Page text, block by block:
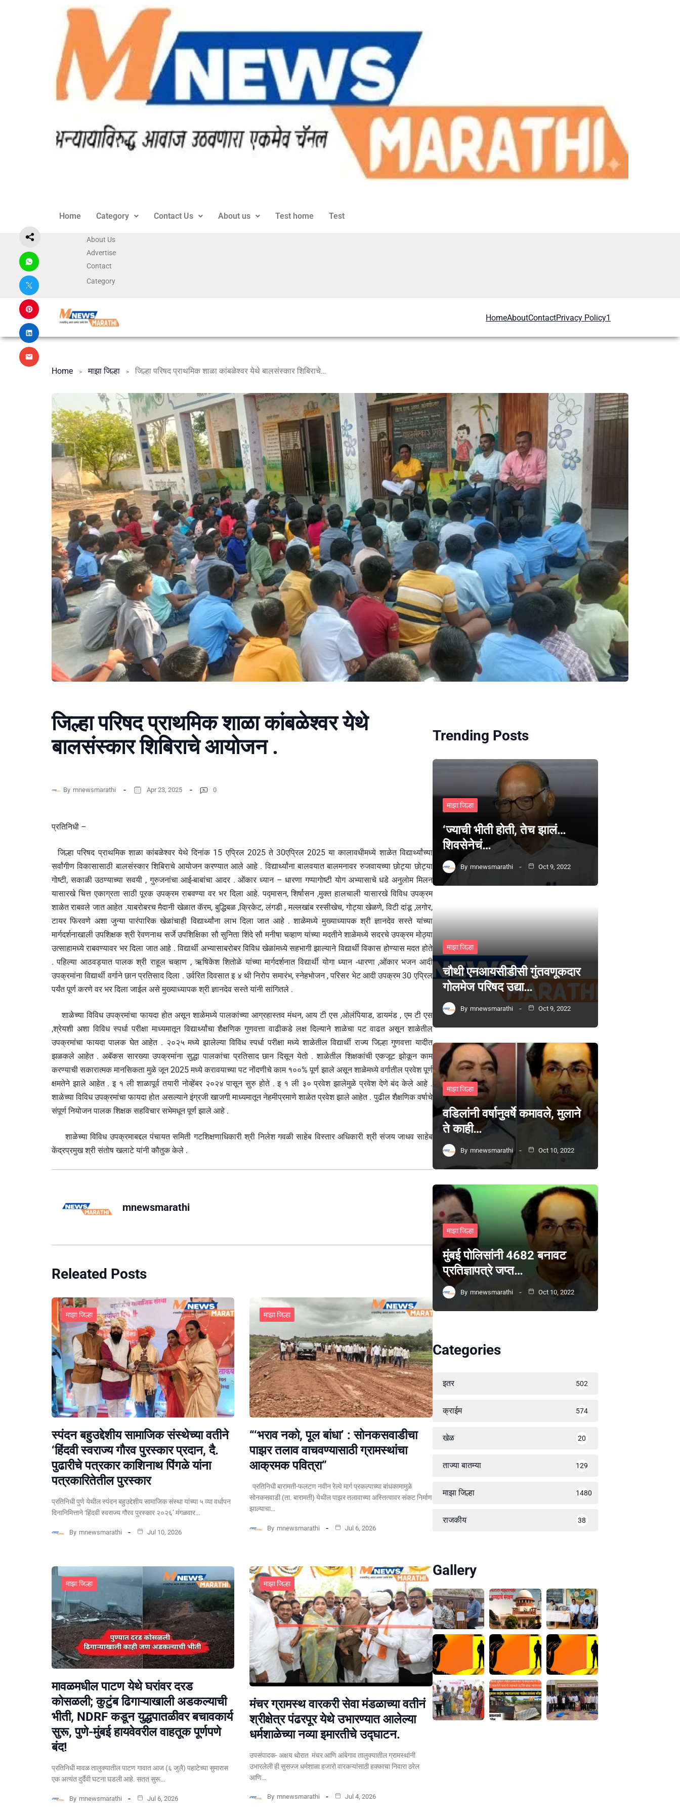
Home Category Contact Us About us Test home Test
About Us
Advertise
Contact
Category
HomeAboutContactPrivacy Policy1
Home माझा जिल्हा जिल्हा परिषद प्राथमिक शाळा कांबळेश्वर येथे बालसंस्कार शिबिराचे आयोजन .
जिल्हा परिषद प्राथमिक शाळा कांबळेश्वर येथे
बालसंस्कार शिबिराचे आयोजन .
By mnewsmarathi Apr 23, 2025 0
प्रतिनिधी –
जिल्हा परिषद प्राथमिक शाळा कांबळेश्वर येथे दिनांक 15 एप्रिल 2025 ते 30एप्रिल 2025 या कालावधीमध्ये शाळेत विद्यार्थ्यांच्या
सर्वांगीण विकासासाठी बालसंस्कार शिबिराचे आयोजन करण्यात आले आहे . विद्यार्थ्यांना बालवयात बालमनावर रुजवायच्या छोट्या छोट्या
गोष्टी, सकाळी उठण्याच्या सवयी , गुरुजनांचा आई-बाबांचा आदर . ओंकार ध्यान – धारणा गप्पागोष्टी योग अभ्यासाचे धडे अनुलोम मिलन
यासारखे चित्त एकाग्रता साठी पूरक उपक्रम राबवण्या वर भर दिला आहे. पद्मासन, शिर्षासन ,मुक्त हालचाली यासारखे विविध उपक्रम
शाळेत राबवले जात आहेत .याबरोबरच मैदानी खेळात कॅरम, बुद्धिबळ ,क्रिकेट, लंगडी , मल्लखांब रस्सीखेच, गोट्या खेळणे, विटी दांडू ,लगोर,
टायर फिरवणे अशा जुन्या पारंपारिक खेळांचाही विद्यार्थ्यांना लाभ दिला जात आहे . शाळेमध्ये मुख्याध्यापक श्री ज्ञानदेव सस्ते यांच्या
मार्गदर्शनाखाली उपशिक्षक श्री रेवणनाथ सर्जे उपशिक्षिका सौ सुनिता शिंदे सौ मनीषा चव्हाण यांच्या मदतीने शाळेमध्ये सदरचे उपक्रम मोठ्या
उत्साहामध्ये राबवण्यावर भर दिला जात आहे . विद्यार्थी अभ्यासाबरोबर विविध खेळांमध्ये सहभागी झाल्याने विद्यार्थी विकास होण्यास मदत होते
. पहिल्या आठवड्यात पालक श्री राहूल चव्हाण , ऋषिकेश शितोळे यांच्या मार्गदर्शनात विद्यार्थी योगा ध्यान -धारणा ,ओंकार भजन आदी
उपक्रमांना विद्यार्थी वर्गाने छान प्रतिसाद दिला . उर्वरित दिवसात इ ४ थी निरोप समारंभ, स्नेहभोजन , परिसर भेट आदी उपक्रम 30 एप्रिल
पर्यंत पूर्ण करणे वर भर दिला जाईल असे मुख्याध्यापक श्री ज्ञानदेव सस्ते यांनी सांगितले .
शाळेच्या विविध उपक्रमांचा फायदा होत असून शाळेमध्ये पालकांच्या आग्रहास्तव मंथन, आय टी एस ,ओलंपियाड, डायमंड , एम टी एस
,श्रेयशी अशा विविध स्पर्धा परीक्षा माध्यमातून विद्यार्थ्यांचा शैक्षणिक गुणवत्ता वाढीकडे लक्ष दिल्याने शाळेचा पट वाढत असून शाळेतील
उपक्रमांचा फायदा पालक घेत आहेत . २०२५ मध्ये झालेल्या विविध स्पर्धा परीक्षा मध्ये शाळेतील विद्यार्थी राज्य जिल्हा गुणवत्ता यादीत
झळकले आहेत . अबॅकस सारख्या उपक्रमांना सुद्धा पालकांचा प्रतिसाद छान दिसून येतो . शाळेतील शिक्षकांची एकजूट झोकून काम
करण्याची सकारात्मक मानसिकता मुळे जून 2025 मध्ये करावयाच्या पट नोंदणीचे काम १००% पूर्ण झाले असून शाळेमध्ये वर्गातील प्रवेश पूर्ण
क्षमतेने झाले आहेत . इ १ ली शाळापूर्व तयारी नोव्हेंबर २०२४ पासून सुरु होते . इ १ ली ३० प्रवेश झालेमुळे प्रवेश देणे बंद केले आहे .
शाळेच्या विविध उपक्रमांचा फायदा होत असल्याने इंग्रजी खाजगी माध्यमातून नेहमीप्रमाणे शाळेत प्रवेश झाले आहेत . पुढील शैक्षणिक वर्षाचे
संपूर्ण नियोजन पालक शिक्षक सहविचार सभेमधून पूर्ण झाले आहे .
शाळेच्या विविध उपक्रमाबद्दल पंचायत समिती गटशिक्षणाधिकारी श्री निलेश गवळी साहेब विस्तार अधिकारी श्री संजय जाधव साहेब
केंद्रप्रमुख श्री संतोष खलाटे यांनी कौतुक केले .
mnewsmarathi
Releated Posts
माझा जिल्हा
स्पंदन बहुउद्देशीय सामाजिक संस्थेच्या वतीने
‘हिंदवी स्वराज्य गौरव पुरस्कार प्रदान, दै.
पुढारीचे पत्रकार काशिनाथ पिंगळे यांना
पत्रकारितेतील पुरस्कार
प्रतिनिधी पुणे येथील स्पंदन बहुउद्देशीय सामाजिक संस्था यांच्या ५ व्या वर्धापन
दिनानिमित्ताने ‘हिंदवी स्वराज्य गौरव पुरस्कार २०२६’ मंगळवार…
By mnewsmarathi Jul 10, 2026
माझा जिल्हा
“‘भराव नको, पूल बांधा’ : सोनकसवाडीचा
पाझर तलाव वाचवण्यासाठी ग्रामस्थांचा
आक्रमक पवित्रा”
प्रतिनिधी बारामती-फलटण नवीन रेल्वे मार्ग प्रकल्पाच्या बांधकामामुळे
सोनकसवाडी (ता. बारामती) येथील पाझर तलावाच्या अस्तित्वावर संकट निर्माण
झाल्याचा…
By mnewsmarathi Jul 6, 2026
माझा जिल्हा
मावळमधील पाटण येथे घरांवर दरड
कोसळली; कुटुंब ढिगाऱ्याखाली अडकल्याची
भीती, NDRF कडून युद्धपातळीवर बचावकार्य
सुरू, पुणे-मुंबई हायवेवरील वाहतूक पूर्णपणे
बंद!
​प्रतिनिधी मावळ तालुक्यातील पाटण गावात आज (६ जुलै) पहाटेच्या सुमारास
एक अत्यंत दुर्दैवी घटना घडली आहे. सतत सुरू…
By mnewsmarathi Jul 6, 2026
माझा जिल्हा
मंचर ग्रामस्थ वारकरी सेवा मंडळाच्या वतीनं
श्रीक्षेत्र पंढरपूर येथे उभारण्यात आलेल्या
धर्मशाळेच्या नव्या इमारतीचे उद्घाटन.
उपसंपादक- अक्षय थोरात मंचर आणि आंबेगाव तालुक्यातील ग्रामस्थांनी
उभारलेली ही सुसज्ज धर्मशाळा हजारो वारकऱ्यांसाठी हक्काचा निवारा ठरेल
आणि…
By mnewsmarathi Jul 4, 2026
Trending Posts
माझा जिल्हा
‘ज्याची भीती होती, तेच झालं…
शिवसेनेचं…
By mnewsmarathi Oct 9, 2022
माझा जिल्हा
चौथी एनआयसीडीसी गुंतवणूकदार
गोलमेज परिषद उद्या…
By mnewsmarathi Oct 9, 2022
माझा जिल्हा
वडिलांनी वर्षानुवर्षे कमावले, मुलाने
ते काही…
By mnewsmarathi Oct 10, 2022
माझा जिल्हा
मुंबई पोलिसांनी 4682 बनावट
प्रतिज्ञापत्रे जप्त…
By mnewsmarathi Oct 10, 2022
Categories
इतर 502
क्राईम 574
खेळ 20
ताज्या बातम्या 129
माझा जिल्हा 1480
राजकीय 38
Gallery